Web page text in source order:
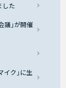
した
議｣が開催
イク｣に生